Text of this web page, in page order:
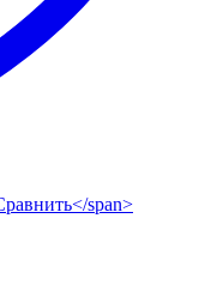
span>